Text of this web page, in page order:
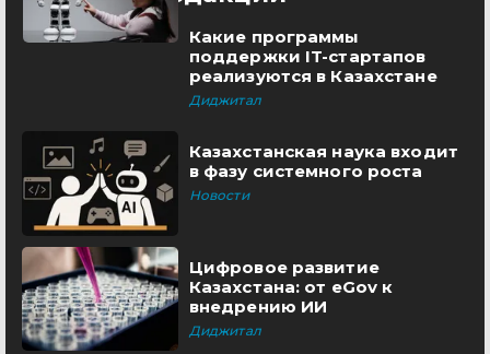
Какие программы
поддержки IT-стартапов
реализуются в Казахстане
Диджитал
Казахстанская наука входит
в фазу системного роста
Новости
Цифровое развитие
Казахстана: от eGov к
внедрению ИИ
Диджитал